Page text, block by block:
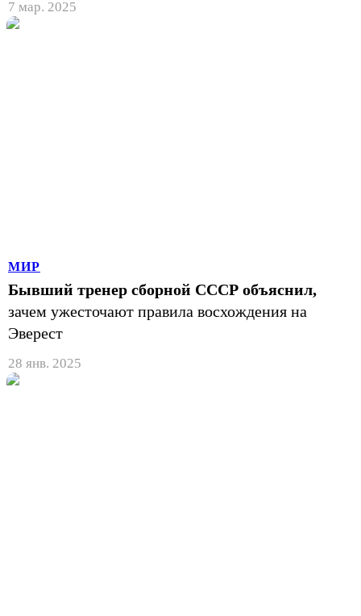
7 мар. 2025
МИР
Бывший тренер сборной СССР объяснил,
зачем ужесточают правила восхождения на
Эверест
28 янв. 2025